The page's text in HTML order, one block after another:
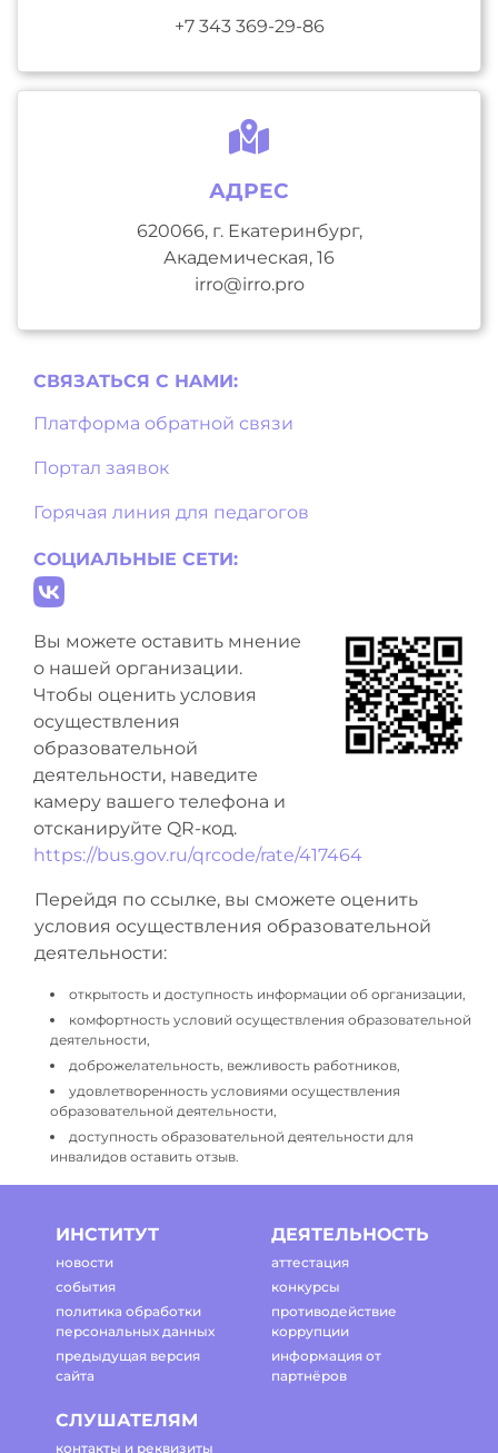
+7 343 369-29-86
АДРЕС
620066, г. Екатеринбург,
Академическая, 16
irro@irro.pro
СВЯЗАТЬСЯ С НAМИ:
Платформа обратной связи
Портал заявок
Горячая линия для педагогов
СОЦИАЛЬНЫЕ СЕТИ:
Вы можете оставить мнение
о нашей организации.
Чтобы оценить условия
осуществления
образовательной
деятельности, наведите
камеру вашего телефона и
отсканируйте QR-код.
https://bus.gov.ru/qrcode/rate/417464
Перейдя по ссылке, вы сможете оценить
условия осуществления образовательной
деятельности:
открытость и доступность информации об организации,
комфортность условий осуществления образовательной
деятельности,
доброжелательность, вежливость работников,
удовлетворенность условиями осуществления
образовательной деятельности,
доступность образовательной деятельности для
инвалидов оставить отзыв.
ИНСТИТУТ
новости
события
политика обработки
персональных данных
предыдущая версия
сайта
ДЕЯТЕЛЬНОСТЬ
аттестация
конкурсы
противодействие
коррупции
информация от
партнёров
СЛУШАТЕЛЯМ
контакты и реквизиты